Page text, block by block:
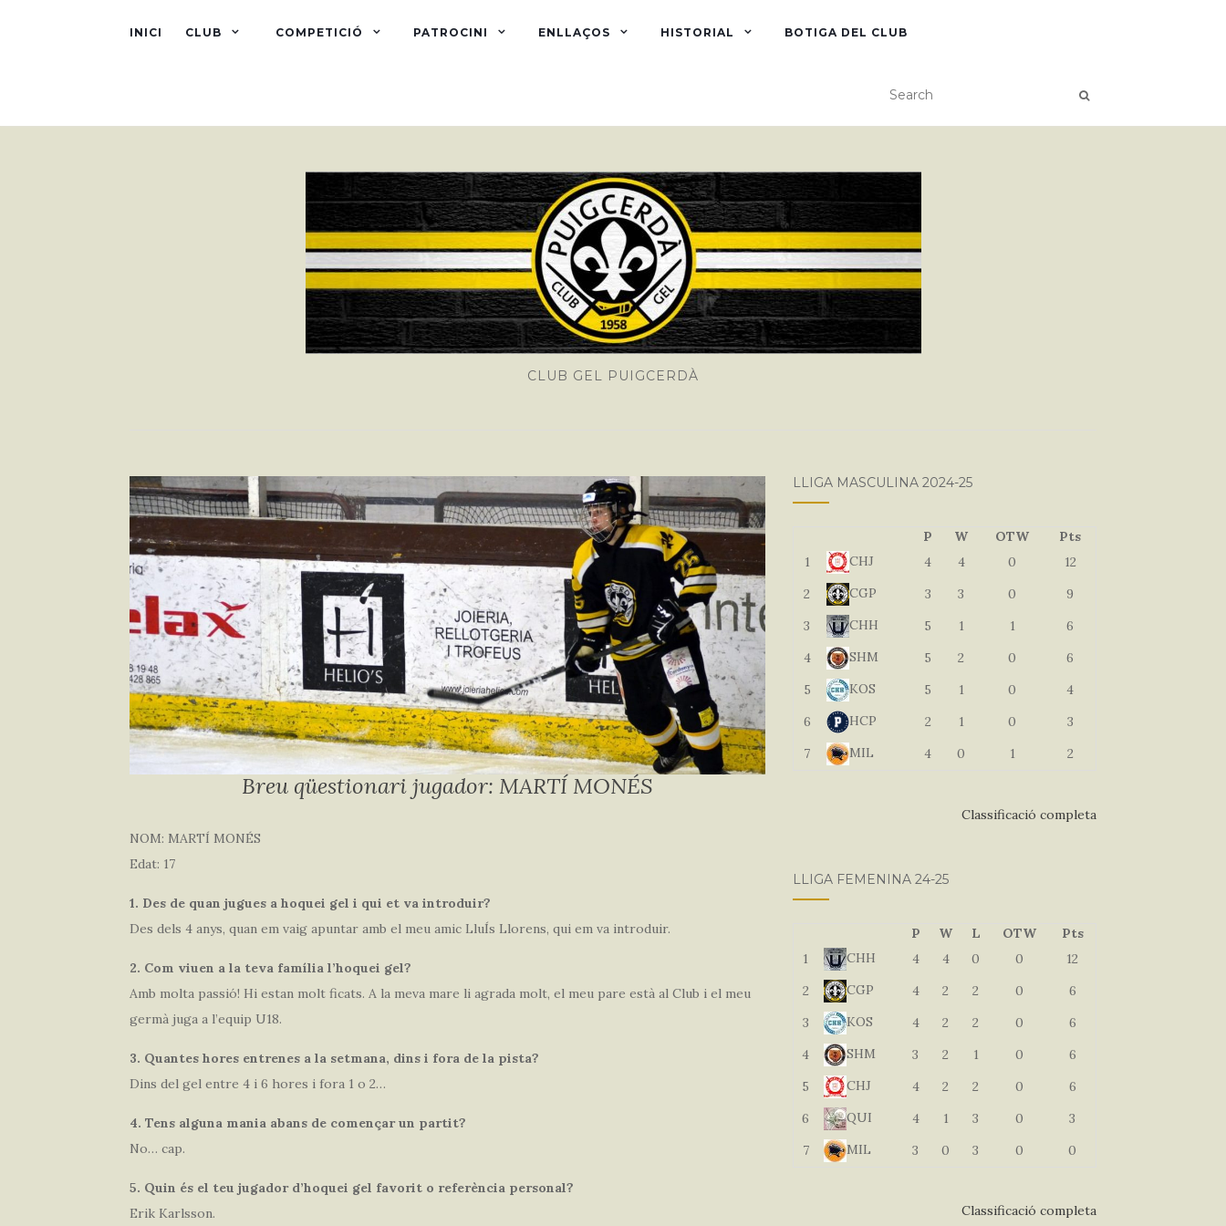
INICI CLUB COMPETICIÓ PATROCINI ENLLAÇOS HISTORIAL BOTIGA DEL CLUB
CLUB GEL PUIGCERDÀ
Breu qüestionari jugador: MARTÍ MONÉS
NOM: MARTÍ MONÉS
Edat: 17
1. Des de quan jugues a hoquei gel i qui et va introduir?
Des dels 4 anys, quan em vaig apuntar amb el meu amic LluÍs Llorens, qui em va introduir.
2. Com viuen a la teva família l’hoquei gel?
Amb molta passió! Hi estan molt ficats. A la meva mare li agrada molt, el meu pare està al Club i el meu
germà juga a l’equip U18.
3. Quantes hores entrenes a la setmana, dins i fora de la pista?
Dins del gel entre 4 i 6 hores i fora 1 o 2…
4. Tens alguna mania abans de començar un partit?
No… cap.
5. Quin és el teu jugador d’hoquei gel favorit o referència personal?
Erik Karlsson.
LLIGA MASCULINA 2024-25
P W OTW
Pts
1
CHJ 4 4 0
12
2
CGP 3 3 0
9
3
CHH 5 1 1
6
4
SHM 5 2 0
6
5
KOS 5 1 0
4
6
HCP 2 1 0
3
7
MIL 4 0 1 2
Classificació completa
LLIGA FEMENINA 24-25
P W L OTW
Pts
1
CHH 4 4 0 0
12
2
CGP 4 2 2 0
6
3
KOS 4 2 2 0
6
4
SHM 3 2 1 0
6
5
CHJ 4 2 2 0
6
6
QUI 4 1 3 0
3
7
MIL 3 0 3 0 0
Classificació completa